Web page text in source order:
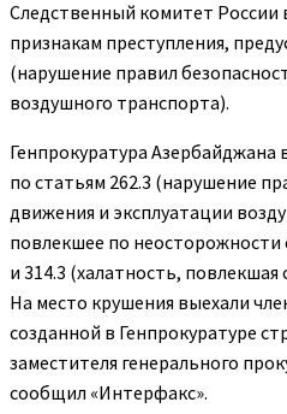
Следственный комитет России
признакам преступления,
(нарушение правил
воздушного транспорта).
Генпрокуратура Азербайджана
по статьям 262.3 (нарушение
движения и эксплуатации
повлекшее по неосторожности
и 314.3 (халатность,
На место крушения выехали
созданной в Генпрокуратуре
заместителя генерального
сообщил «Интерфакс».